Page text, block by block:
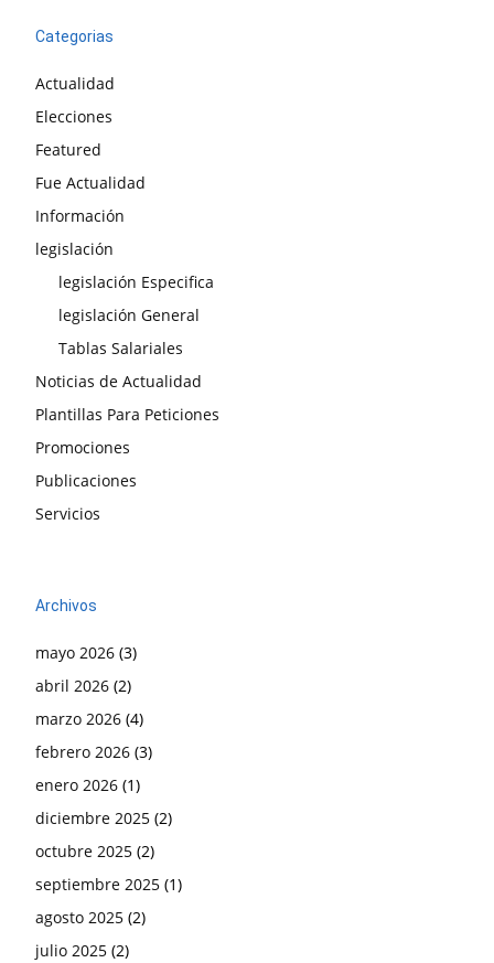
Categorias
Actualidad
Elecciones
Featured
Fue Actualidad
Información
legislación
legislación Especifica
legislación General
Tablas Salariales
Noticias de Actualidad
Plantillas Para Peticiones
Promociones
Publicaciones
Servicios
Archivos
mayo 2026 (3)
abril 2026 (2)
marzo 2026 (4)
febrero 2026 (3)
enero 2026 (1)
diciembre 2025 (2)
octubre 2025 (2)
septiembre 2025 (1)
agosto 2025 (2)
julio 2025 (2)